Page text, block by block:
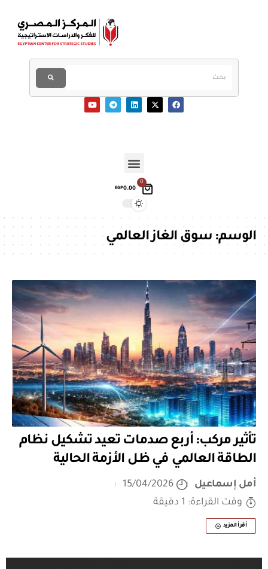
0
EGP0.00
الوسم:سوق الغاز العالمي
تأثير مركب: أربع صدمات تعيد تشكيل نظام
الطاقة العالمي في ظل الأزمة الحالية
أمل إسماعيل
15/04/2026
وقت القراءة: 1 دقيقة
أقرأ المزيد